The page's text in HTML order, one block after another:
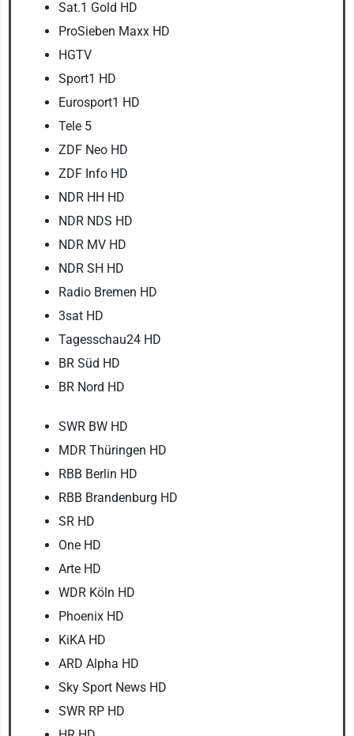
Sat.1 Gold HD
ProSieben Maxx HD
HGTV
Sport1 HD
Eurosport1 HD
Tele 5
ZDF Neo HD
ZDF Info HD
NDR HH HD
NDR NDS HD
NDR MV HD
NDR SH HD
Radio Bremen HD
3sat HD
Tagesschau24 HD
BR Süd HD
BR Nord HD
SWR BW HD
MDR Thüringen HD
RBB Berlin HD
RBB Brandenburg HD
SR HD
One HD
Arte HD
WDR Köln HD
Phoenix HD
KiKA HD
ARD Alpha HD
Sky Sport News HD
SWR RP HD